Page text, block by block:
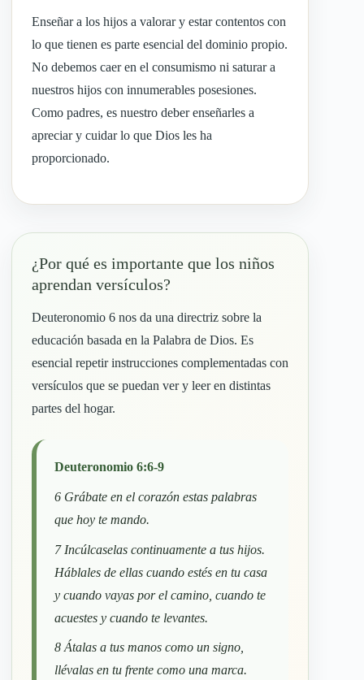
Enseñar a los hijos a valorar y estar contentos con
lo que tienen es parte esencial del dominio propio.
No debemos caer en el consumismo ni saturar a
nuestros hijos con innumerables posesiones.
Como padres, es nuestro deber enseñarles a
apreciar y cuidar lo que Dios les ha
proporcionado.
¿Por qué es importante que los niños
aprendan versículos?
Deuteronomio 6 nos da una directriz sobre la
educación basada en la Palabra de Dios. Es
esencial repetir instrucciones complementadas con
versículos que se puedan ver y leer en distintas
partes del hogar.
Deuteronomio 6:6-9
6 Grábate en el corazón estas palabras
que hoy te mando.
7 Incúlcaselas continuamente a tus hijos.
Háblales de ellas cuando estés en tu casa
y cuando vayas por el camino, cuando te
acuestes y cuando te levantes.
8 Átalas a tus manos como un signo,
llévalas en tu frente como una marca.